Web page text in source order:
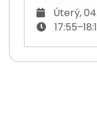
Úterý,